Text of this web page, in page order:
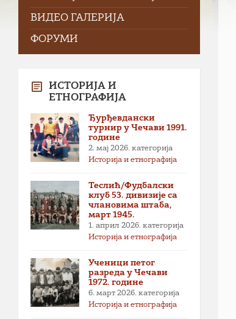
ВИДЕО ГАЛЕРИЈА
ФОРУМИ
ИСТОРИЈА И
ЕТНОГРАФИЈА
Ђурђевдански
турнир у Чечави 1991.
године
2. мај 2026. категорија
Историја и етнографија
Теслић/Фудбалски
клуб 53. дивизије са
члановима штаба,
март 1945.
1. април 2026. категорија
Историја и етнографија
Ученици петог
разреда у Чечави
1972. године
6. март 2026. категорија
Историја и етнографија